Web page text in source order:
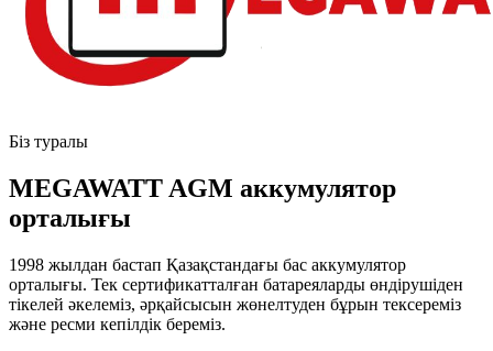
Біз туралы
MEGAWATT AGM аккумулятор
орталығы
1998 жылдан бастап Қазақстандағы бас аккумулятор
орталығы. Тек сертификатталған батареяларды өндірушіден
тікелей әкелеміз, әрқайсысын жөнелтуден бұрын тексереміз
және ресми кепілдік береміз.